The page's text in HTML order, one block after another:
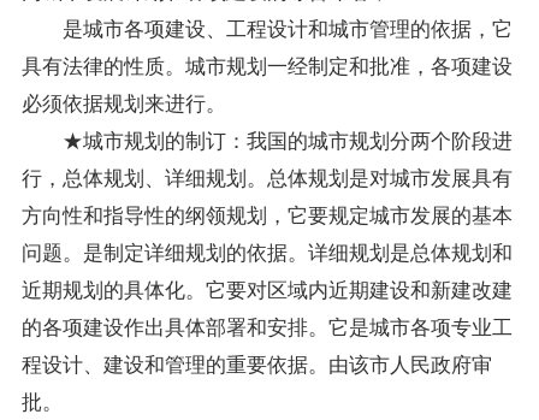
是城市各项建设、工程设计和城市管理的依据，它
具有法律的性质。城市规划一经制定和批准，各项建设
必须依据规划来进行。
★城市规划的制订：我国的城市规划分两个阶段进
行，总体规划、详细规划。总体规划是对城市发展具有
方向性和指导性的纲领规划，它要规定城市发展的基本
问题。是制定详细规划的依据。详细规划是总体规划和
近期规划的具体化。它要对区域内近期建设和新建改建
的各项建设作出具体部署和安排。它是城市各项专业工
程设计、建设和管理的重要依据。由该市人民政府审
批。